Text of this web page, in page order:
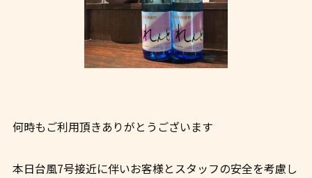
何時もご利用頂きありがとうございます
本日台風7号接近に伴いお客様とスタッフの安全を考慮し